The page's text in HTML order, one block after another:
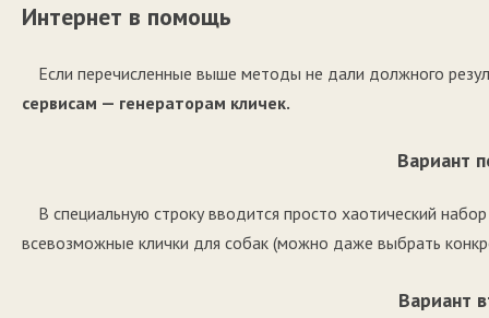
Интернет в помощь
Если перечисленные выше методы не дали должного
сервисам — генераторам кличек.
Вариант
В специальную строку вводится просто хаотический
всевозможные клички для собак (можно даже выбрать
Вариант